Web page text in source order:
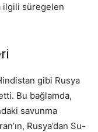
ilgili süregelen
gibi Rusya
Bu bağlamda,
savunma
Rusya’dan Su-